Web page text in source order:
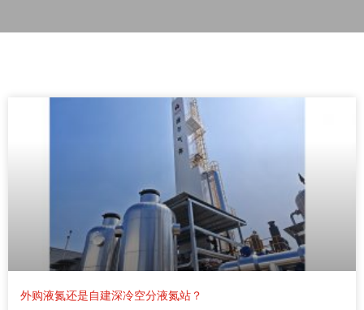
外购液氮还是自建深冷空分液氮站？